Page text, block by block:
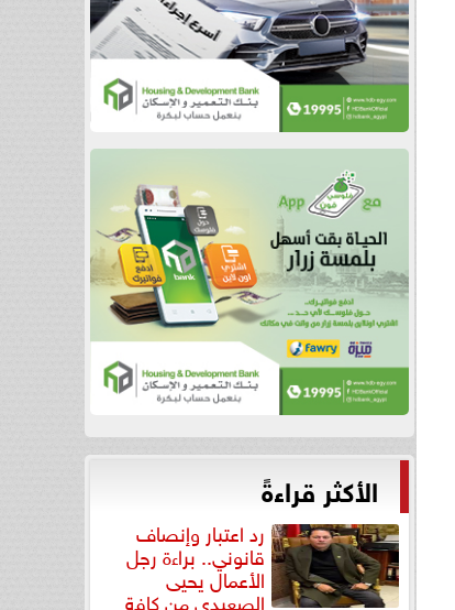
الأكثر قراءةً
رد اعتبار وإنصاف
قانوني.. براءة رجل
الأعمال يحيى
الصعيدي من كافة